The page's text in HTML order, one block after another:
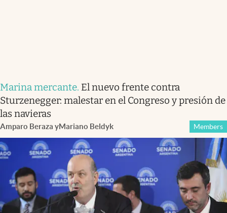
Marina mercante. El nuevo frente contra
Sturzenegger: malestar en el Congreso y presión de
las navieras
Amparo Beraza yMariano Beldyk Members